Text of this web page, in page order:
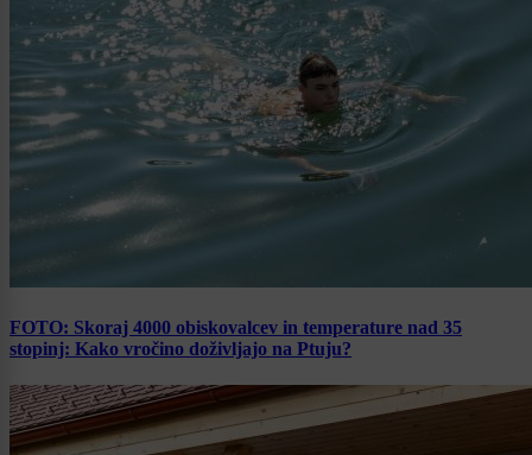
FOTO: Skoraj 4000 obiskovalcev in temperature nad 35
stopinj: Kako vročino doživljajo na Ptuju?